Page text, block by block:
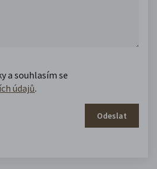
a souhlasím se
údajů.
Odeslat